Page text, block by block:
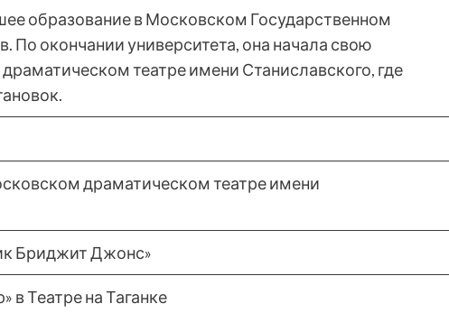
образование в Московском Государственном
По окончании университета, она начала свою
театре имени Станиславского, где
драматическом театре имени
Бриджит Джонс»
в Театре на Таганке